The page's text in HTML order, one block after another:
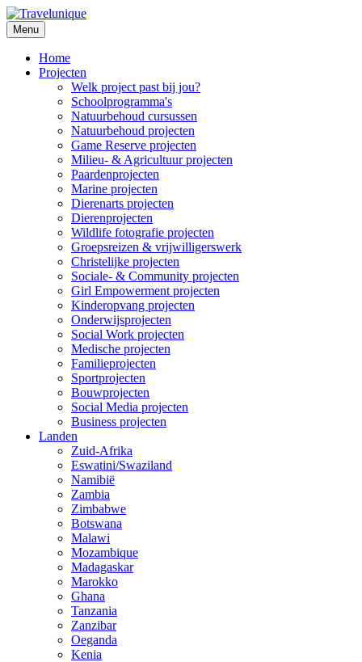
Menu
Home
Projecten
Welk project past bij jou?
Schoolprogramma's
Natuurbehoud cursussen
Natuurbehoud projecten
Game Reserve projecten
Milieu- & Agricultuur projecten
Paardenprojecten
Marine projecten
Dierenarts projecten
Dierenprojecten
Wildlife fotografie projecten
Groepsreizen & vrijwilligerswerk
Christelijke projecten
Sociale- & Community projecten
Girl Empowerment projecten
Kinderopvang projecten
Onderwijsprojecten
Social Work projecten
Medische projecten
Familieprojecten
Sportprojecten
Bouwprojecten
Social Media projecten
Business projecten
Landen
Zuid-Afrika
Eswatini/Swaziland
Namibië
Zambia
Zimbabwe
Botswana
Malawi
Mozambique
Madagaskar
Marokko
Ghana
Tanzania
Zanzibar
Oeganda
Kenia